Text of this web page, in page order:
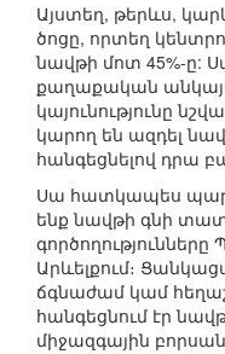
Այստեղ, թերևս,
ծոցը, որտեղ
նավթի մոտ 45%-ը:
քաղաքական
կայունությունը
կարող են ազդել
հանգեցնելով դրա
Սա հատկապես
ենք նավթի գնի
Արևելքում։
ճգնաժամ կամ
հանգեցնում էր
միջազգային